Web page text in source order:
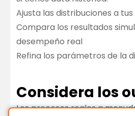
Ajusta las distribuciones a
Compara los resultados
desempeño real
Refina los parámetros de la
Considera los
Los procesos reales a